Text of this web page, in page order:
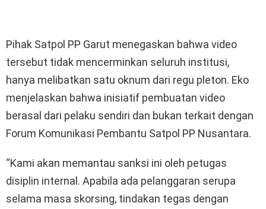
Pihak Satpol PP Garut menegaskan bahwa video
tersebut tidak mencerminkan seluruh institusi,
hanya melibatkan satu oknum dari regu pleton. Eko
menjelaskan bahwa inisiatif pembuatan video
berasal dari pelaku sendiri dan bukan terkait dengan
Forum Komunikasi Pembantu Satpol PP Nusantara.
“Kami akan memantau sanksi ini oleh petugas
disiplin internal. Apabila ada pelanggaran serupa
selama masa skorsing, tindakan tegas dengan